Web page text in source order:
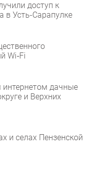
доступ к
в Усть-Сарапулке
Wi‑Fi
дачные
и Верхних
и селах Пензенской